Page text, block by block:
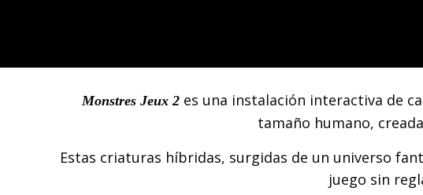
Monstres Jeux 2es una instalación interactiva de
tamaño humano,
Estas criaturas híbridas, surgidas de un universo
juego sin